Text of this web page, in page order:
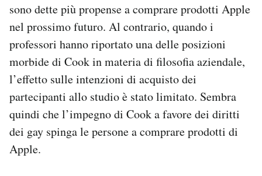
sono dette più propense a comprare prodotti Apple
nel prossimo futuro. Al contrario, quando i
professori hanno riportato una delle posizioni
morbide di Cook in materia di filosofia aziendale,
l’effetto sulle intenzioni di acquisto dei
partecipanti allo studio è stato limitato. Sembra
quindi che l’impegno di Cook a favore dei diritti
dei gay spinga le persone a comprare prodotti di
Apple.